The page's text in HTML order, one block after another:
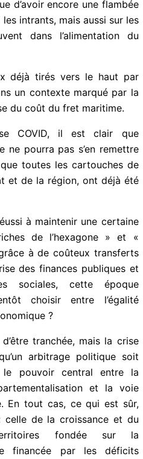
pays occidentaux.
pour bétail devrait
ci : La Russie est un gros
d’avoir encore une
sur les intrants, mais
servent souvent dans
déjà tirés vers le haut par
un contexte marqué par
hausse du coût du fret
COVID, il est clair que
ne pourra pas s’en
d’autant que toutes les
de l’État et de la
sur le territoire.
réussi à maintenir une
», grâce à de coûteux
avec la crise des finances
dépenses sociales, cette
t-on bientôt choisir entre
économique ?
tranchée, mais la crise
arbitrage politique soit
pour ne rien
!
X